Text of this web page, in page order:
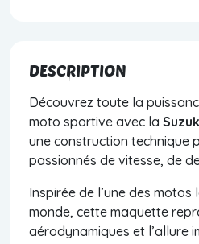
DESCRIPTION
Découvrez toute la
moto sportive avec la
une construction technique
passionnés de vitesse, de
Inspirée de l’une des motos
monde, cette maquette
aérodynamiques et l’allure